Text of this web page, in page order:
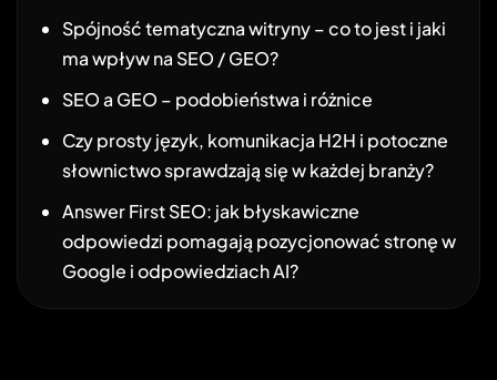
Spójność tematyczna witryny – co to jest i jaki
ma wpływ na SEO / GEO?
SEO a GEO – podobieństwa i różnice
Czy prosty język, komunikacja H2H i potoczne
słownictwo sprawdzają się w każdej branży?
Answer First SEO: jak błyskawiczne
odpowiedzi pomagają pozycjonować stronę w
Google i odpowiedziach AI?